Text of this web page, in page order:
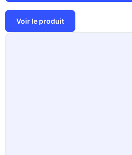
Voir le produit